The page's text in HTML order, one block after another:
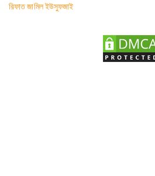
রিফাত জামিল ইউসুফজাই